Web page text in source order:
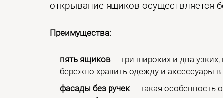
открывание ящиков осуществляется
Преимущества:
пять ящиков — три широких и два
бережно хранить одежду и аксессуары
фасады без ручек— такая особенность